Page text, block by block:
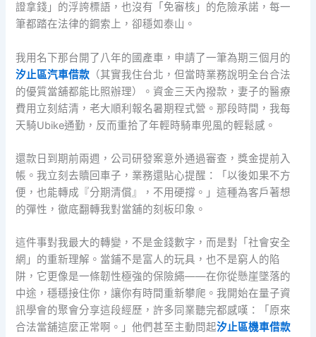
證拿錢」的浮誇標語，也沒有「免審核」的危險承諾，每一
筆都踏在法律的鋼索上，卻穩如泰山。
我用名下那台開了八年的國產車，申請了一筆為期三個月的
汐止區汽車借款 （其實我住台北，但當時業務說明全台合法
的優質當舖都能比照辦理）。資金三天內撥款，妻子的醫療
費用立刻結清，老大順利報名暑期程式營。那段時間，我每
天騎Ubike通勤，反而重拾了年輕時騎車兜風的輕鬆感。
還款日到期前兩週，公司研發案意外通過審查，獎金提前入
帳。我立刻去贖回車子，業務還貼心提醒：「以後如果不方
便，也能轉成『分期清償』，不用硬撐。」這種為客戶著想
的彈性，徹底翻轉我對當舖的刻板印象。
這件事對我最大的轉變，不是金錢數字，而是對「社會安全
網」的重新理解。當鋪不是富人的玩具，也不是窮人的陷
阱，它更像是一條韌性極強的保險繩——在你從懸崖墜落的
中途，穩穩接住你，讓你有時間重新攀爬。我開始在量子資
訊學會的聚會分享這段經歷，許多同業聽完都感嘆：「原來
合法當舖這麼正常啊。」他們甚至主動問起汐止區機車借款